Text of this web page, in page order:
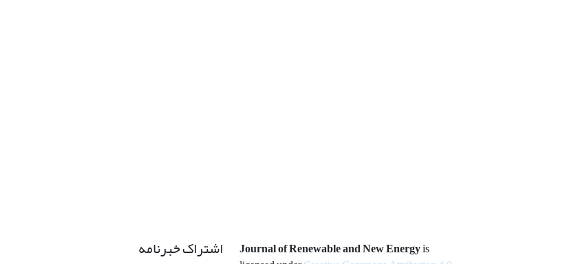
Journal of Renewable and New Energyis
اشتراک خبرنامه